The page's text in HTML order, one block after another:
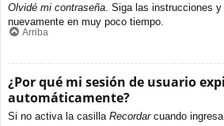
Olvidé mi contraseña . Siga las instrucciones
nuevamente en muy poco tiempo.
Arriba
¿Por qué mi sesión de usuario
automáticamente?
Si no activa la casilla Recordarcuando